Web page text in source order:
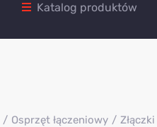
Katalog produktów
Osprzęt łączeniowy Złączki